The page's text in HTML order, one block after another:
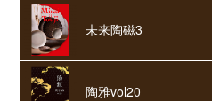
未来陶磁3
陶雅vol20